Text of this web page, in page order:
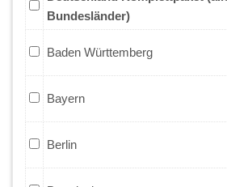
Bundesländer)
Baden Württemberg
Bayern
Berlin